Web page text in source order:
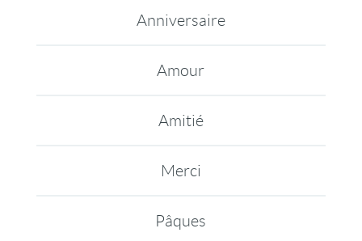
Anniversaire
Amour
Amitié
Merci
Pâques